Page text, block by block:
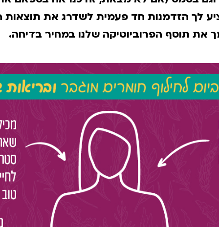
לך הזדמנות חד פעמית לשדרג את תוצאות
את תוסף הפרוביוטיקה שלנו במחיר בדיחה.